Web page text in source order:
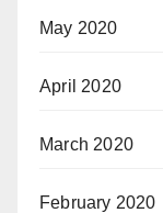
May 2020
April 2020
March 2020
February 2020